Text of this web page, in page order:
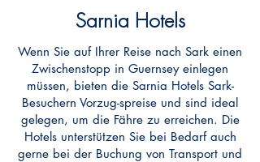
Sarnia Hotels
Wenn Sie auf Ihrer Reise nach Sark einen
Zwischenstopp in Guernsey einlegen
müssen, bieten die Sarnia Hotels Sark-
Besuchern Vorzug-spreise und sind ideal
gelegen, um die Fähre zu erreichen. Die
Hotels unterstützen Sie bei Bedarf auch
gerne bei der Buchung von Transport und